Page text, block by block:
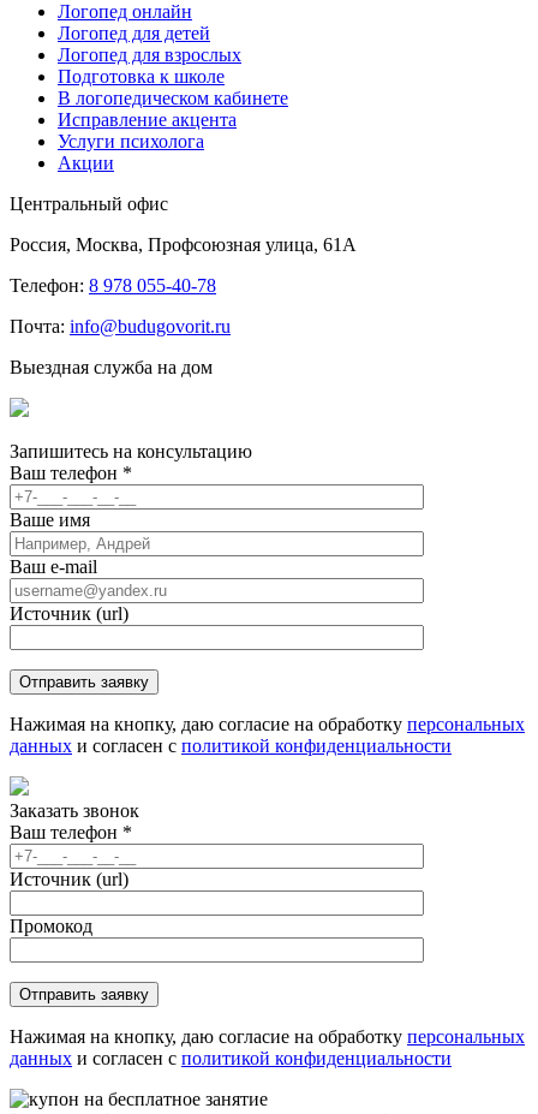
Логопед онлайн
Логопед для детей
Логопед для взрослых
Подготовка к школе
В логопедическом кабинете
Исправление акцента
Услуги психолога
Акции
Центральный офис
Россия, Москва, Профсоюзная улица, 61А
Телефон: 8 978 055-40-78
Почта: info@budugovorit.ru
Выездная служба на дом
Запишитесь на консультацию
Ваш телефон *
Ваше имя
Ваш e-mail
Источник (url)
Нажимая на кнопку, даю согласие на обработку персональных
данных и согласен с политикой конфиденциальности
Заказать звонок
Ваш телефон *
Источник (url)
Промокод
Нажимая на кнопку, даю согласие на обработку персональных
данных и согласен с политикой конфиденциальности